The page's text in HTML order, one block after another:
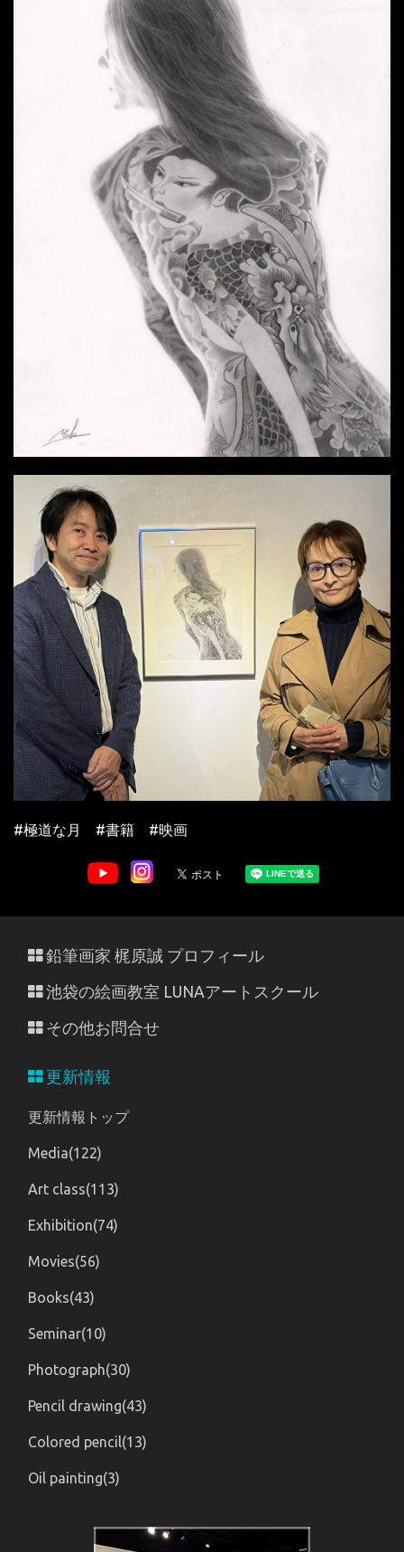
#極道な月 #書籍 #映画
鉛筆画家 梶原誠 プロフィール
池袋の絵画教室 LUNAアートスクール
その他お問合せ
更新情報
更新情報トップ
Media(122)
Art class(113)
Exhibition(74)
Movies(56)
Books(43)
Seminar(10)
Photograph(30)
Pencil drawing(43)
Colored pencil(13)
Oil painting(3)